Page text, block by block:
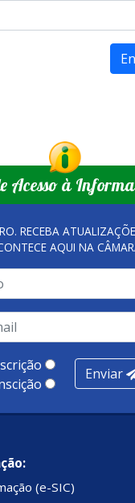
Acesso à
RECEBA
AQUI NA
Enviar
(e-SIC)